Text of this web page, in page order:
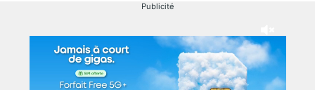
Publicité